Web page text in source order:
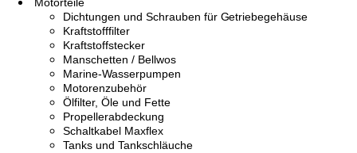
Motorteile
Dichtungen und Schrauben für Getriebegehäuse
Kraftstofffilter
Kraftstoffstecker
Manschetten / Bellwos
Marine-Wasserpumpen
Motorenzubehör
Ölfilter, Öle und Fette
Propellerabdeckung
Schaltkabel Maxflex
Tanks und Tankschläuche